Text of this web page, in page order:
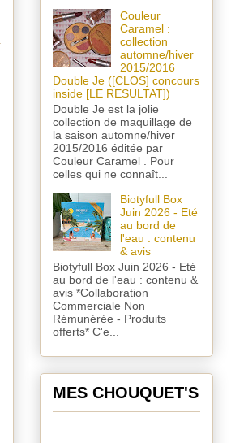
Couleur
Caramel :
collection
automne/hiver
2015/2016
Double Je ([CLOS] concours
inside [LE RESULTAT])
Double Je est la jolie
collection de maquillage de
la saison automne/hiver
2015/2016 éditée par
Couleur Caramel . Pour
celles qui ne connaît...
Biotyfull Box
Juin 2026 - Eté
au bord de
l'eau : contenu
& avis
Biotyfull Box Juin 2026 - Eté
au bord de l'eau : contenu &
avis *Collaboration
Commerciale Non
Rémunérée - Produits
offerts* C'e...
MES CHOUQUET'S